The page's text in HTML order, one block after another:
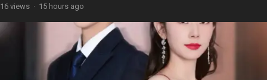
16 views · 15 hours ago